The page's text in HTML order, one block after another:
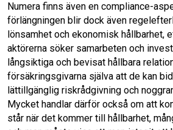
Numera finns även en compliance-
förlängningen blir dock även
lönsamhet och ekonomisk hållbarhet,
aktörerna söker samarbeten och
långsiktiga och bevisat hållbara
försäkringsgivarna själva att de kan
lättillgänglig riskrådgivning och
Mycket handlar därför också om att
står när det kommer till hållbarhet,